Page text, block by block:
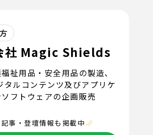
社 Magic Shields
祉用品・安全用品の製造、
タルコンテンツ及びアプリケ
フトウェアの企画販売
記事・登壇情報も掲載中